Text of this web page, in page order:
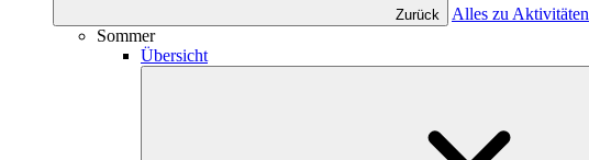
Zurück
Alles zu Aktivitäten
Sommer
Übersicht